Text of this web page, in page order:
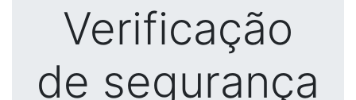
Verificação
de segurança